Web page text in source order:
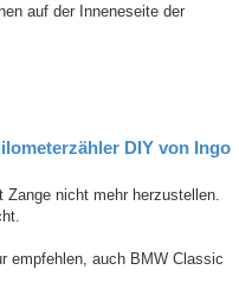
auf der Inneneseite der
DIY von Ingo
nicht mehr herzustellen.
empfehlen, auch BMW Classic